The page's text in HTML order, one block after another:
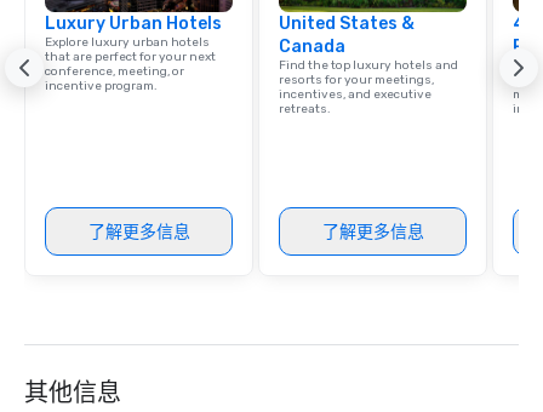
Luxury Urban Hotels
Explore luxury urban hotels
that are perfect for your next
conference, meeting, or
incentive program.
了解更多信息
United States &
Canada
Find the top luxury hotels and
resorts for your meetings,
incentives, and executive
retreats.
了解更多信息
4
其他信息